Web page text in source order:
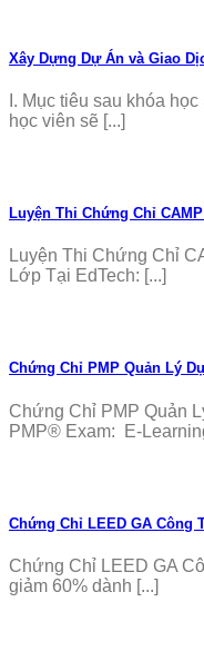
Xây Dựng Dự Án và Giao
I. Mục tiêu sau khóa
học viên sẽ [...]
Luyện Thi Chứng Chỉ
Luyện Thi Chứng Chỉ
Lớp Tại EdTech: [...]
Chứng Chỉ PMP Quản Lý
Chứng Chỉ PMP Quản
PMP® Exam: E-
Chứng Chỉ LEED GA Công
Chứng Chỉ LEED GA
giảm 60% dành [...]